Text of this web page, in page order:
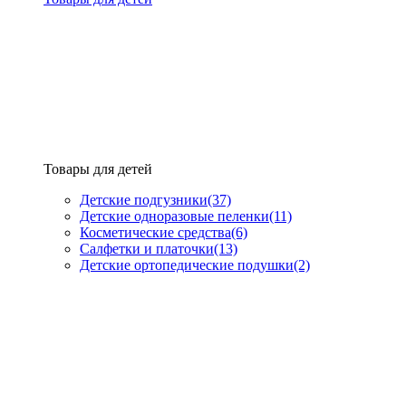
Товары для детей
Детские подгузники(37)
Детские одноразовые пеленки(11)
Косметические средства(6)
Салфетки и платочки(13)
Детские ортопедические подушки(2)